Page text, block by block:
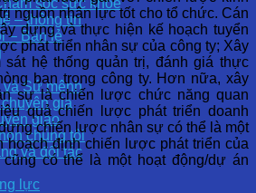
sóc sức khỏe
– thông tin
– Bán lẻ
Sứ mệnh
gia
giao
chúng tôi
và đối tác
lực
nguồn nhân lực tốt cho tổ chức. Cán
dựng và thực hiện kế hoạch tuyển
phát triển nhân sự của công ty; Xây
sát hệ thống quản trị, đánh giá thực
ban trong công ty. Hơn nữa, xây
sự là chiến lược chức năng quan
quả chiến lược phát triển doanh
chiến lược nhân sự có thể là một
hoạch định chiến lược phát triển của
có thể là một hoạt động/dự án